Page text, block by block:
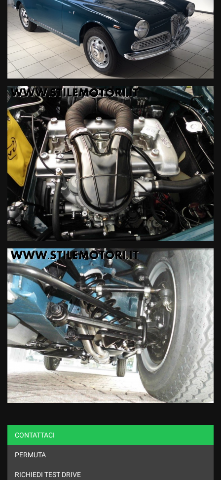
CONTATTACI
PERMUTA
RICHIEDI TEST DRIVE